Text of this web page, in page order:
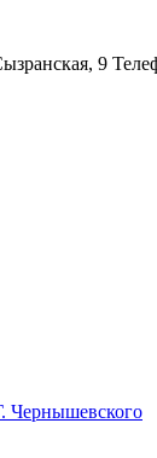
9
Чернышевского